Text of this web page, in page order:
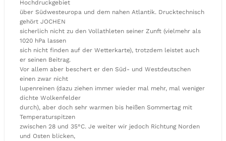
Hochdruckgebiet
über Südwesteuropa und dem nahen Atlantik. Drucktechnisch
gehört JOCHEN
sicherlich nicht zu den Vollathleten seiner Zunft (vielmehr als
1020 hPa lassen
sich nicht finden auf der Wetterkarte), trotzdem leistet auch
er seinen Beitrag.
Vor allem aber beschert er den Süd- und Westdeutschen
einen zwar nicht
lupenreinen (dazu ziehen immer wieder mal mehr, mal weniger
dichte Wolkenfelder
durch), aber doch sehr warmen bis heißen Sommertag mit
Temperaturspitzen
zwischen 28 und 35°C. Je weiter wir jedoch Richtung Norden
und Osten blicken,